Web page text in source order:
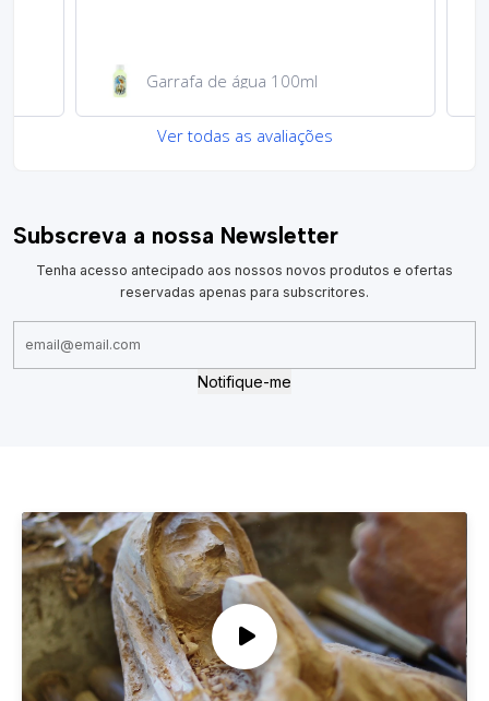
Garrafa de água 100ml
Ver todas as avaliações
Subscreva a nossa Newsletter
Tenha acesso antecipado aos nossos novos produtos e ofertas
reservadas apenas para subscritores.
Notifique-me